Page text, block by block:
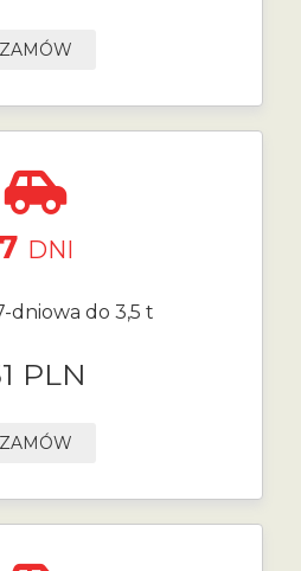
ZAMÓW
7 DNI
dniowa do 3,5 t
PLN
ZAMÓW